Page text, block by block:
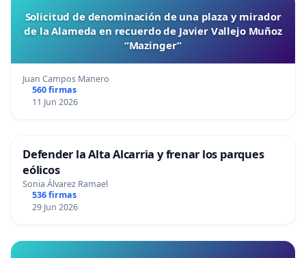
Solicitud de denominación de una plaza y mirador
de la Alameda en recuerdo de Javier Vallejo Muñoz
“Mazinger”
Juan Campos Manero
560 firmas
11 Jun 2026
Defender la Alta Alcarria y frenar los parques
eólicos
Sonia Álvarez Ramael
536 firmas
29 Jun 2026